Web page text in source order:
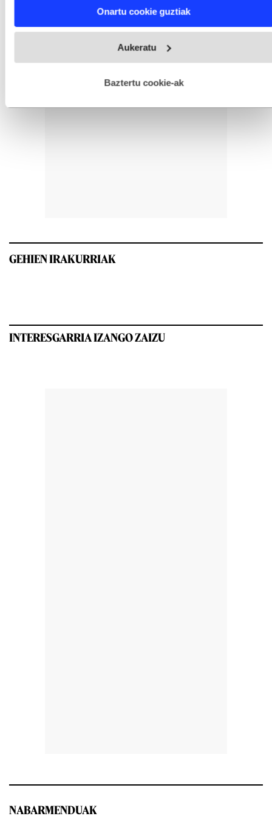
and set your preferences in thedetails section
fitxategiak erabiltzen ditu. Zure esperientzia eta zerbitzuak
esplizitua ematen diguzu.Gehiago irakurri
Onartu cookie guztiak
Aukeratu
Baztertu cookie-ak
GEHIEN IRAKURRIAK
INTERESGARRIA IZANGO ZAIZU
NABARMENDUAK